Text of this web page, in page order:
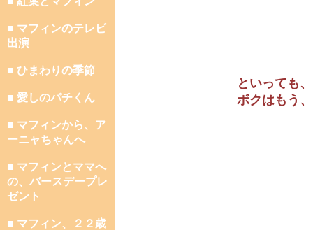
■ マフィンのテレビ
出演
■ ひまわりの季節
■ 愛しのパチくん
■ マフィンから、ア
ーニャちゃんへ
■ マフィンとママへ
の、バースデープレ
ゼント
■ マフィン、２２歳
といっても、
ボクはもう、